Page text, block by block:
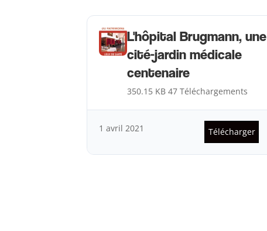
L'hôpital Brugmann, une
cité-jardin médicale
centenaire
350.15 KB 47 Téléchargements
1 avril 2021 Télécharger